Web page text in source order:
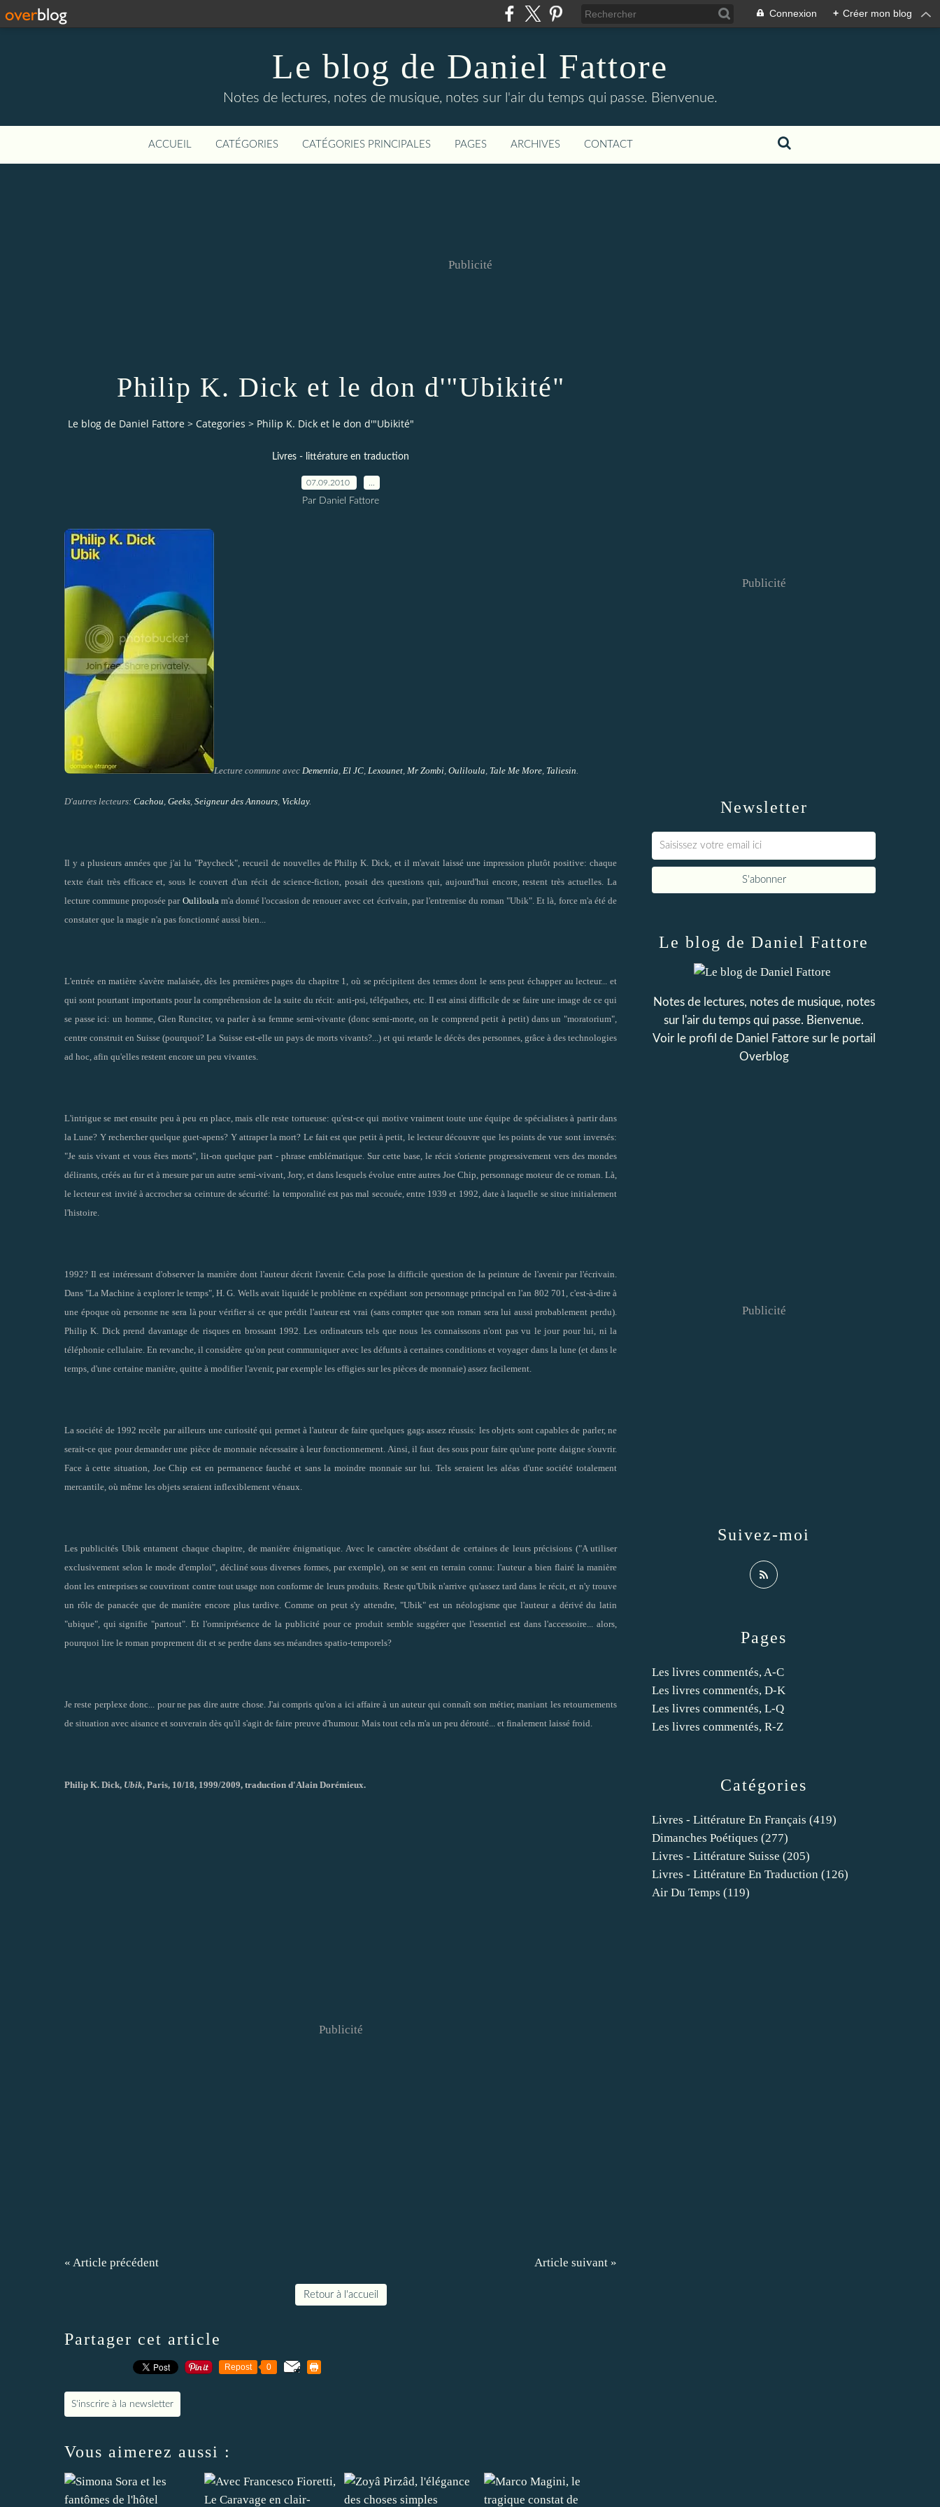
Connexion + Créer mon blog
Le blog de Daniel Fattore
Notes de lectures, notes de musique, notes sur l'air du temps qui passe. Bienvenue.
ACCUEIL CATÉGORIES CATÉGORIES PRINCIPALES PAGES ARCHIVES CONTACT
Publicité
Philip K. Dick et le don d'"Ubikité"
Le blog de Daniel Fattore > Categories > Philip K. Dick et le don d'"Ubikité"
Livres - littérature en traduction
07.09.2010
Par Daniel Fattore
Lecture commune avec Dementia El JC Lexounet Mr Zombi Ouliloula Tale Me More Taliesin
D'autres lecteurs: Cachou Geeks Seigneur des Annours Vicklay.
Il y a plusieurs années que j'ai lu "Paycheck", recueil de nouvelles de Philip K. Dick, et il m'avait laissé une impression plutôt positive: chaque
texte était très efficace et, sous le couvert d'un récit de science-fiction, posait des questions qui, aujourd'hui encore, restent très actuelles. La
lecture commune proposée par Ouliloula m'a donné l'occasion de renouer avec cet écrivain, par l'entremise du roman "Ubik". Et là, force m'a été de
constater que la magie n'a pas fonctionné aussi bien...
L'entrée en matière s'avère malaisée, dès les premières pages du chapitre 1, où se précipitent des termes dont le sens peut échapper au lecteur... et
qui sont pourtant importants pour la compréhension de la suite du récit: anti-psi, télépathes, etc. Il est ainsi difficile de se faire une image de ce qui
se passe ici: un homme, Glen Runciter, va parler à sa femme semi-vivante (donc semi-morte, on le comprend petit à petit) dans un "moratorium",
centre construit en Suisse (pourquoi? La Suisse est-elle un pays de morts vivants?...) et qui retarde le décès des personnes, grâce à des technologies
ad hoc, afin qu'elles restent encore un peu vivantes.
L'intrigue se met ensuite peu à peu en place, mais elle reste tortueuse: qu'est-ce qui motive vraiment toute une équipe de spécialistes à partir dans
la Lune? Y rechercher quelque guet-apens? Y attraper la mort? Le fait est que petit à petit, le lecteur découvre que les points de vue sont inversés:
"Je suis vivant et vous êtes morts", lit-on quelque part - phrase emblématique. Sur cette base, le récit s'oriente progressivement vers des mondes
délirants, créés au fur et à mesure par un autre semi-vivant, Jory, et dans lesquels évolue entre autres Joe Chip, personnage moteur de ce roman. Là,
le lecteur est invité à accrocher sa ceinture de sécurité: la temporalité est pas mal secouée, entre 1939 et 1992, date à laquelle se situe initialement
l'histoire.
1992? Il est intéressant d'observer la manière dont l'auteur décrit l'avenir. Cela pose la difficile question de la peinture de l'avenir par l'écrivain.
Dans "La Machine à explorer le temps", H. G. Wells avait liquidé le problème en expédiant son personnage principal en l'an 802 701, c'est-à-dire à
une époque où personne ne sera là pour vérifier si ce que prédit l'auteur est vrai (sans compter que son roman sera lui aussi probablement perdu).
Philip K. Dick prend davantage de risques en brossant 1992. Les ordinateurs tels que nous les connaissons n'ont pas vu le jour pour lui, ni la
téléphonie cellulaire. En revanche, il considère qu'on peut communiquer avec les défunts à certaines conditions et voyager dans la lune (et dans le
temps, d'une certaine manière, quitte à modifier l'avenir, par exemple les effigies sur les pièces de monnaie) assez facilement.
La société de 1992 recèle par ailleurs une curiosité qui permet à l'auteur de faire quelques gags assez réussis: les objets sont capables de parler, ne
serait-ce que pour demander une pièce de monnaie nécessaire à leur fonctionnement. Ainsi, il faut des sous pour faire qu'une porte daigne s'ouvrir.
Face à cette situation, Joe Chip est en permanence fauché et sans la moindre monnaie sur lui. Tels seraient les aléas d'une société totalement
mercantile, où même les objets seraient inflexiblement vénaux.
Les publicités Ubik entament chaque chapitre, de manière énigmatique. Avec le caractère obsédant de certaines de leurs précisions ("A utiliser
exclusivement selon le mode d'emploi", décliné sous diverses formes, par exemple), on se sent en terrain connu: l'auteur a bien flairé la manière
dont les entreprises se couvriront contre tout usage non conforme de leurs produits. Reste qu'Ubik n'arrive qu'assez tard dans le récit, et n'y trouve
un rôle de panacée que de manière encore plus tardive. Comme on peut s'y attendre, "Ubik" est un néologisme que l'auteur a dérivé du latin
"ubique", qui signifie "partout". Et l'omniprésence de la publicité pour ce produit semble suggérer que l'essentiel est dans l'accessoire... alors,
pourquoi lire le roman proprement dit et se perdre dans ses méandres spatio-temporels?
Je reste perplexe donc... pour ne pas dire autre chose. J'ai compris qu'on a ici affaire à un auteur qui connaît son métier, maniant les retournements
de situation avec aisance et souverain dès qu'il s'agit de faire preuve d'humour. Mais tout cela m'a un peu dérouté... et finalement laissé froid.
Philip K. Dick, Ubik, Paris, 10/18, 1999/2009, traduction d'Alain Dorémieux.
Publicité
« Article précédent Article suivant »
Retour à l'accueil
Partager cet article
Repost 0
S'inscrire à la newsletter
Vous aimerez aussi :
Newsletter
Publicité
Catégories
Livres - Littérature En Français (419)
Dimanches Poétiques (277)
Livres - Littérature Suisse (205)
Livres - Littérature En Traduction (126)
Air Du Temps (119)
Pages
Les livres commentés, A-C
Les livres commentés, D-K
Les livres commentés, L-Q
Les livres commentés, R-Z
Le blog de Daniel Fattore
Notes de lectures, notes de musique, notes
sur l'air du temps qui passe. Bienvenue.
Voir le profil de Daniel Fattoresur le portail
Overblog
Suivez-moi
Publicité